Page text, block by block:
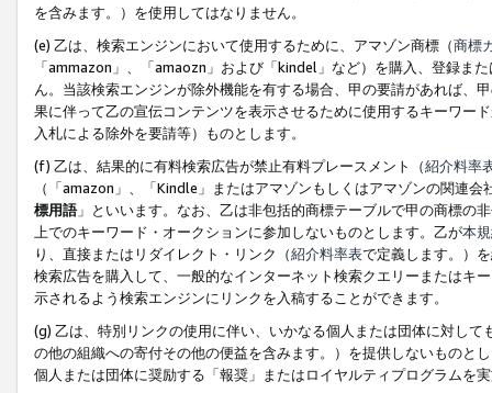
を含みます。）を使用してはなりません。
(e) 乙は、検索エンジンにおいて使用するために、アマゾン商標（商標
「ammazon」、「amaozn」および「kindel」など）を購入、登録ま
ん。当該検索エンジンが除外機能を有する場合、甲の要請があれば、
果に伴って乙の宣伝コンテンツを表示させるために使用するキーワー
入札による除外を要請等）ものとします。
(f) 乙は、結果的に有料検索広告が禁止有料プレースメント（紹介料率
（「amazon」、「Kindle」またはアマゾンもしくはアマゾンの関連
標用語」といいます。なお、乙は非包括的商標テーブルで甲の商標の
上でのキーワード・オークションに参加しないものとします。乙が本
り、直接またはリダイレクト・リンク（紹介料率表で定義します。）
検索広告を購入して、一般的なインターネット検索クエリーまたはキ
示されるよう検索エンジンにリンクを入稿することができます。
(g) 乙は、特別リンクの使用に伴い、いかなる個人または団体に対し
の他の組織への寄付その他の便益を含みます。）を提供しないものと
個人または団体に奨励する「報奨」またはロイヤルティプログラムを